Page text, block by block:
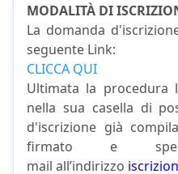
MODALITÀ DI
La domanda
seguente Link:
CLICCA QUI
Ultimata la procedura
nella sua casella di
d'iscrizione già
firmato e
mail all’indirizzo